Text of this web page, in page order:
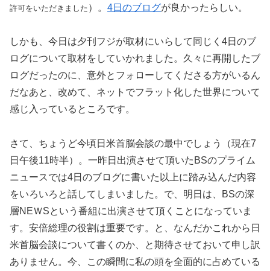
許可をいただきました ）。 4日のブログが良かったらしい。
しかも、今日は夕刊フジが取材にいらして同じく4日のブ
ログについて取材をしていかれました。久々に再開したブ
ログだったのに、意外とフォローしてくださる方がいるん
だなあと、改めて、ネットでフラット化した世界について
感じ入っているところです。
さて、ちょうど今頃日米首脳会談の最中でしょう（現在7
日午後11時半）。一昨日出演させて頂いたBSのプライム
ニュースでは4日のブログに書いた以上に踏み込んだ内容
をいろいろと話してしまいました。で、明日は、BSの深
層NEＷSという番組に出演させて頂くことになっていま
す。安倍総理の役割は重要です。と、なんだかこれから日
米首脳会談について書くのか、と期待させておいて申し訳
ありません。今、この瞬間に私の頭を全面的に占めている